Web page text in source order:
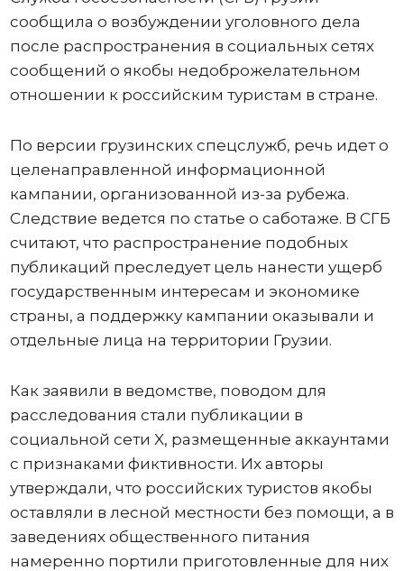
сообщила о возбуждении уголовного дела
после распространения в социальных сетях
сообщений о якобы недоброжелательном
отношении к российским туристам в стране.
По версии грузинских спецслужб, речь идет о
целенаправленной информационной
кампании, организованной из-за рубежа.
Следствие ведется по статье о саботаже. В СГБ
считают, что распространение подобных
публикаций преследует цель нанести ущерб
государственным интересам и экономике
страны, а поддержку кампании оказывали и
отдельные лица на территории Грузии.
Как заявили в ведомстве, поводом для
расследования стали публикации в
социальной сети X, размещенные аккаунтами
с признаками фиктивности. Их авторы
утверждали, что российских туристов якобы
оставляли в лесной местности без помощи, а в
заведениях общественного питания
намеренно портили приготовленные для них